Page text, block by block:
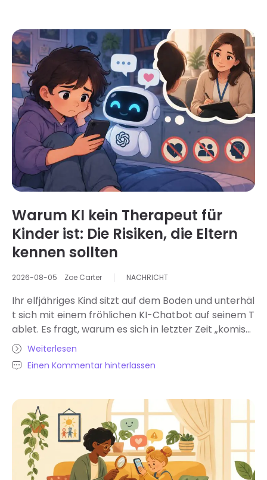
esem Artikel verschiedene Szenarien, um zu verste
hen, wann eine App-Sperre und wann bildschirmzei
tlimits sinnvoll ist. Wir geben Ihnen außerdem einige
effektive Tipps, wie Sie in der Familie streitfreie Han
dyregeln festlegen können. Lesen Sie weiter! App-S
perre vs. bildschirmzeitlimits : Was passt besser zu I
hrem Kind? Hier ein kurzer Überblick…
Warum KI kein Therapeut für
Kinder ist: Die Risiken, die Eltern
kennen sollten
2026-08-05 Zoe Carter NACHRICHT
Ihr elfjähriges Kind sitzt auf dem Boden und unterhäl
t sich mit einem fröhlichen KI-Chatbot auf seinem T
ablet. Es fragt, warum es sich in letzter Zeit „komisc
h und traurig“ fühlt. Der Bot antwortet freundlich un
d macht Witze, versteht aber nie wirklich, was Ihr Ki
nd fühlt – oder wann etwas ernsthaft nicht stimmt.
en sich, ob dieser „intelligente hilfe “ tatsächlich sich
er ist oder ob er die Situation womöglich noch versc
hlimmert. Am sichersten ist es, KI als Werkzeug und
nicht als Therapeuten zu nutzen, indem Sie die integ
rierten Kindersicherungen aktivieren und Webseite
n auf dem Handy Ihres Kindes blockieren
Weiterlesen
Einen Kommentar hinterlassen